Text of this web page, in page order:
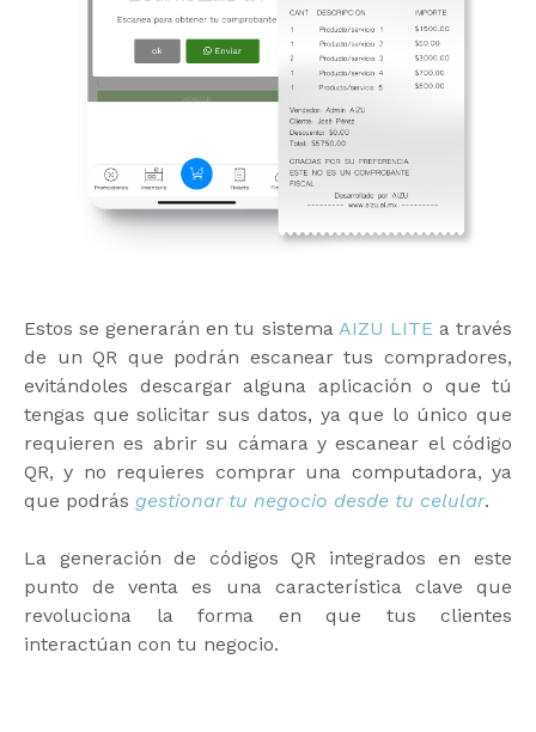
Estos se generarán en tu sistema AIZU LITEa través
de un QR que podrán escanear tus compradores,
evitándoles descargar alguna aplicación o que tú
tengas que solicitar sus datos, ya que lo único que
requieren es abrir su cámara y escanear el código
QR, y no requieres comprar una computadora, ya
que podrás gestionar tu negocio desde tu celular.
La generación de códigos QR integrados en este
punto de venta es una característica clave que
revoluciona la forma en que tus clientes
interactúan con tu negocio.